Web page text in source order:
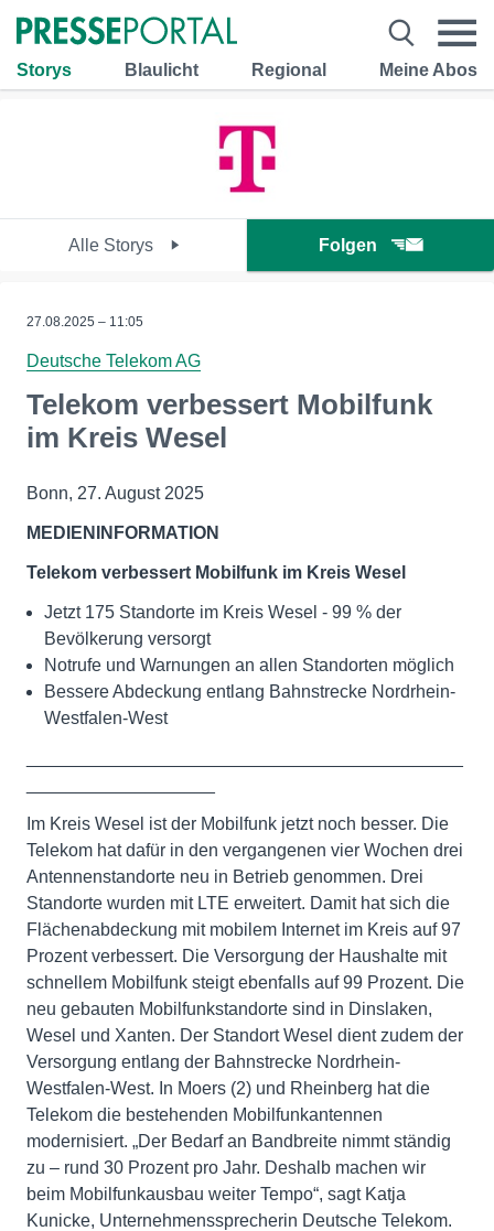
Storys Blaulicht Regional Meine Abos
Alle Storys Folgen
27.08.2025 – 11:05
Deutsche Telekom AG
Telekom verbessert Mobilfunk
im Kreis Wesel
Bonn, 27. August 2025
MEDIENINFORMATION
Telekom verbessert Mobilfunk im Kreis Wesel
Jetzt 175 Standorte im Kreis Wesel - 99 % der
Bevölkerung versorgt
Notrufe und Warnungen an allen Standorten möglich
Bessere Abdeckung entlang Bahnstrecke Nordrhein-
Westfalen-West
Im Kreis Wesel ist der Mobilfunk jetzt noch besser. Die
Telekom hat dafür in den vergangenen vier Wochen drei
Antennenstandorte neu in Betrieb genommen. Drei
Standorte wurden mit LTE erweitert. Damit hat sich die
Flächenabdeckung mit mobilem Internet im Kreis auf 97
Prozent verbessert. Die Versorgung der Haushalte mit
schnellem Mobilfunk steigt ebenfalls auf 99 Prozent. Die
neu gebauten Mobilfunkstandorte sind in Dinslaken,
Wesel und Xanten. Der Standort Wesel dient zudem der
Versorgung entlang der Bahnstrecke Nordrhein-
Westfalen-West. In Moers (2) und Rheinberg hat die
Telekom die bestehenden Mobilfunkantennen
modernisiert. „Der Bedarf an Bandbreite nimmt ständig
zu – rund 30 Prozent pro Jahr. Deshalb machen wir
beim Mobilfunkausbau weiter Tempo“, sagt Katja
Kunicke, Unternehmenssprecherin Deutsche Telekom.